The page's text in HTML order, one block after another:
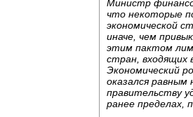
Министр
что некоторые
экономической
иначе, чем
этим пактом
стран, входящих
Экономический
оказался
правительству
ранее пределах,